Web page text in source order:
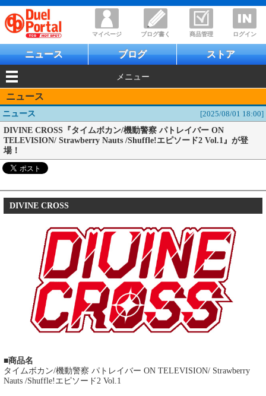
マイページ ブログ書く 商品管理 ログイン
ニュース ブログ ストア
メニュー
ニュース
ニュース
[2025/08/01 18:00]
DIVINE CROSS『タイムボカン/機動警察 パトレイバー ON
TELEVISION/ Strawberry Nauts /Shuffle!エピソード2 Vol.1』が登
場！
DIVINE CROSS
■商品名
タイムボカン/機動警察 パトレイバー ON TELEVISION/ Strawberry
Nauts /Shuffle!エピソード2 Vol.1